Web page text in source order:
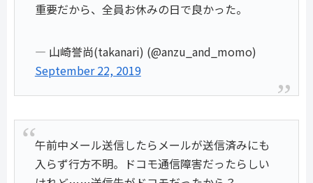
重要だから、全員お休みの日で良かった。
— 山崎誉尚(takanari) (@anzu_and_momo)
September 22, 2019
午前中メール送信したらメールが送信済みにも
入らず行方不明。ドコモ通信障害だったらしい